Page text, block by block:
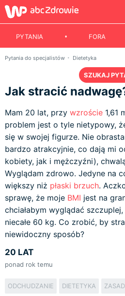
PYTANIA FORA
Pytania do specjalistów Dietetyka
SZUKAJ
Jak stracić
Mam 20 lat, przy wzroście 1,61
problem jest o tyle nietypowy,
się w swojej figurze. Nie
bardzo atrakcyjnie, co dają mi
kobiety, jak i mężczyźni),
Wyglądam zdrowo. Jedyne na
większy niż płaski brzuch.
sprawę, że moje BMI jest na
chciałabym wyglądać
niecałe 60 kg. Co zrobić, by
niewidoczny sposób?
20 LAT
ponad rok temu
ODCHUDZANIE DIETETYKA